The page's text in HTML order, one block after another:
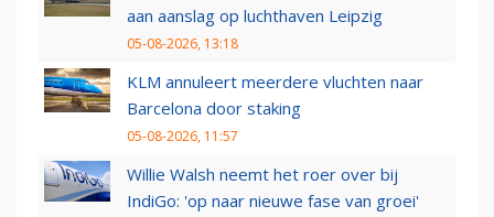
aan aanslag op luchthaven Leipzig
05-08-2026, 13:18
KLM annuleert meerdere vluchten naar
Barcelona door staking
05-08-2026, 11:57
Willie Walsh neemt het roer over bij
IndiGo: 'op naar nieuwe fase van groei'